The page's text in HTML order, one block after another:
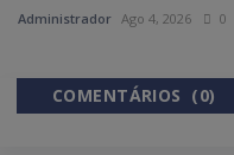
Administrador Ago 4, 2026 0
COMENTÁRIOS (0)